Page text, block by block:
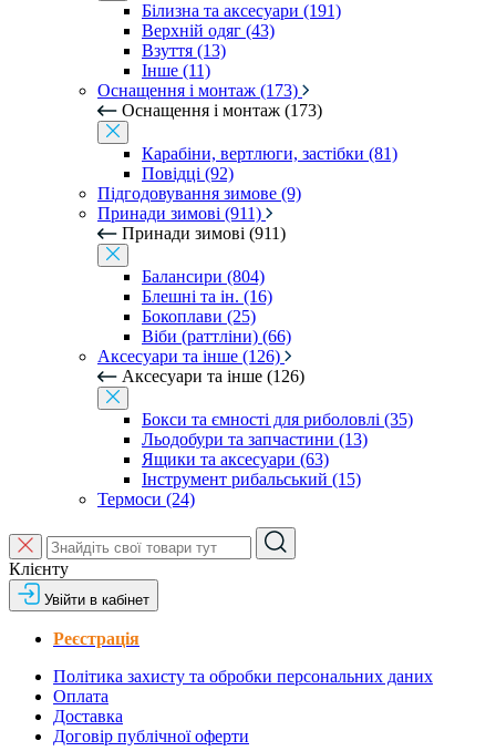
Білизна та аксесуари (191)
Верхній одяг (43)
Взуття (13)
Інше (11)
Оснащення і монтаж (173)
Оснащення і монтаж (173)
Карабіни, вертлюги, застібки (81)
Повідці (92)
Підгодовування зимове (9)
Принади зимові (911)
Принади зимові (911)
Балансири (804)
Блешні та ін. (16)
Бокоплави (25)
Віби (раттліни) (66)
Аксесуари та інше (126)
Аксесуари та інше (126)
Бокси та ємності для риболовлі (35)
Льодобури та запчастини (13)
Ящики та аксесуари (63)
Інструмент рибальський (15)
Термоси (24)
Клієнту
Увійти в кабінет
Реєстрація
Політика захисту та обробки персональних даних
Оплата
Доставка
Договір публічної оферти